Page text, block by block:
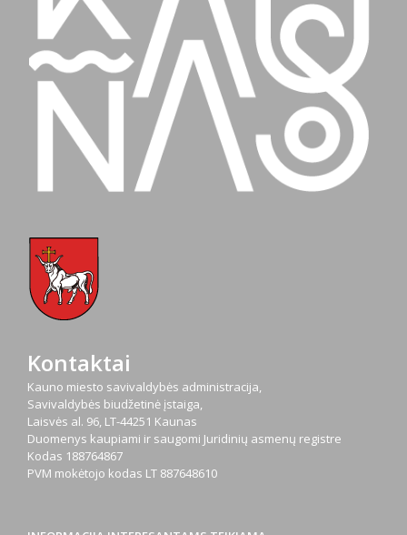
Kontaktai
Kauno miesto savivaldybės administracija,
Savivaldybės biudžetinė įstaiga,
Laisvės al. 96, LT-44251 Kaunas
Duomenys kaupiami ir saugomi Juridinių asmenų registre
Kodas 188764867
PVM mokėtojo kodas LT 887648610